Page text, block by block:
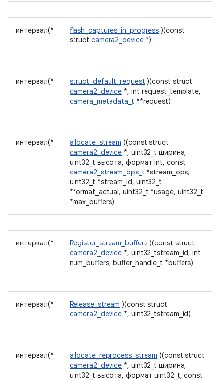
интервал(* flash_captures_in_progress )(const
struct camera2_device *)
интервал(* struct_default_request )(const struct
camera2_device *, int request_template,
camera_metadata_t **request)
интервал(* allocate_stream )(const struct
camera2_device *, uint32_t ширина,
uint32_t высота, формат int, const
camera2_stream_ops_t *stream_ops,
uint32_t *stream_id, uint32_t
*format_actual, uint32_t *usage, uint32_t
*max_buffers)
интервал(* Register_stream_buffers )(const struct
camera2_device *, uint32_tstream_id, int
num_buffers, buffer_handle_t *buffers)
интервал(* Release_stream )(const struct
camera2_device *, uint32_tstream_id)
интервал(* allocate_reprocess_stream )(const struct
camera2_device *, uint32_t ширина,
uint32_t высота, формат uint32_t, const